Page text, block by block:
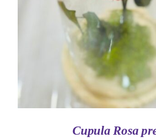
DETALLES
Cupula Rosa